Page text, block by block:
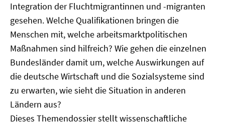
Integration der Fluchtmigrantinnen und -migranten
gesehen. Welche Qualifikationen bringen die
Menschen mit, welche arbeitsmarktpolitischen
Maßnahmen sind hilfreich? Wie gehen die einzelnen
Bundesländer damit um, welche Auswirkungen auf
die deutsche Wirtschaft und die Sozialsysteme sind
zu erwarten, wie sieht die Situation in anderen
Ländern aus?
Dieses Themendossier stellt wissenschaftliche